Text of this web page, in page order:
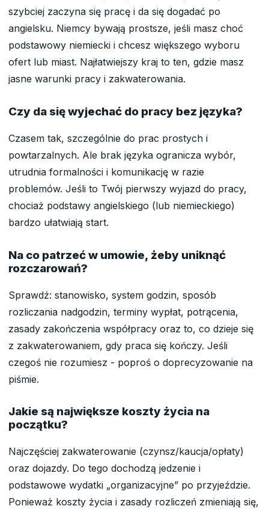
szybciej zaczyna się pracę i da się dogadać po
angielsku. Niemcy bywają prostsze, jeśli masz choć
podstawowy niemiecki i chcesz większego wyboru
ofert lub miast. Najłatwiejszy kraj to ten, gdzie masz
jasne warunki pracy i zakwaterowania.
Czy da się wyjechać do pracy bez języka?
Czasem tak, szczególnie do prac prostych i
powtarzalnych. Ale brak języka ogranicza wybór,
utrudnia formalności i komunikację w razie
problemów. Jeśli to Twój pierwszy wyjazd do pracy,
chociaż podstawy angielskiego (lub niemieckiego)
bardzo ułatwiają start.
Na co patrzeć w umowie, żeby uniknąć
rozczarowań?
Sprawdź: stanowisko, system godzin, sposób
rozliczania nadgodzin, terminy wypłat, potrącenia,
zasady zakończenia współpracy oraz to, co dzieje się
z zakwaterowaniem, gdy praca się kończy. Jeśli
czegoś nie rozumiesz - poproś o doprecyzowanie na
piśmie.
Jakie są największe koszty życia na
początku?
Najczęściej zakwaterowanie (czynsz/kaucja/opłaty)
oraz dojazdy. Do tego dochodzą jedzenie i
podstawowe wydatki „organizacyjne” po przyjeździe.
Ponieważ koszty życia i zasady rozliczeń zmieniają się,